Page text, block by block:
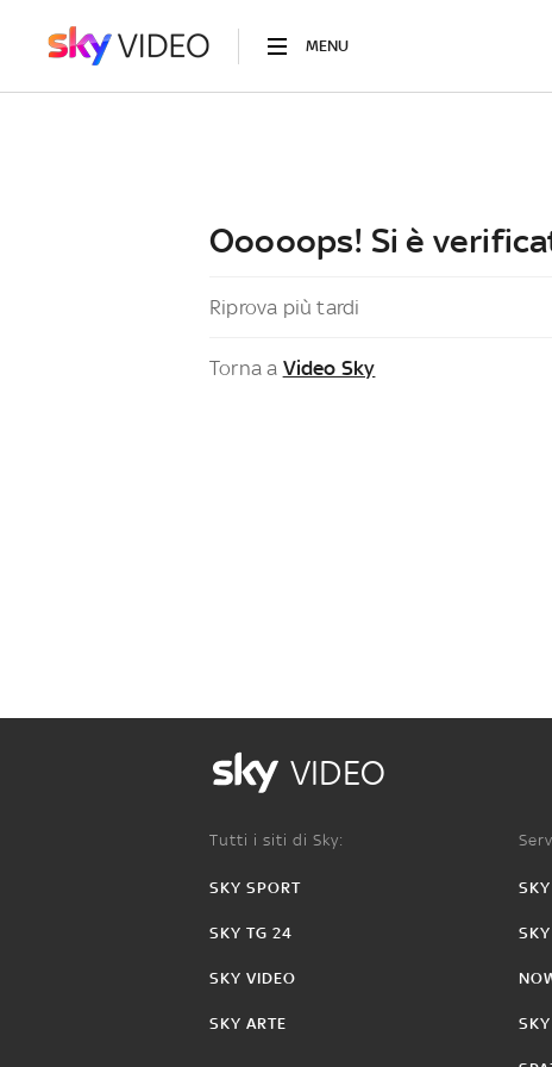
MENU
Ooooops! Si è
Riprova più tardi
Torna a Video Sky
VIDEO
Tutti i siti di Sky:
SKY SPORT
SKY TG 24
SKY VIDEO
SKY ARTE